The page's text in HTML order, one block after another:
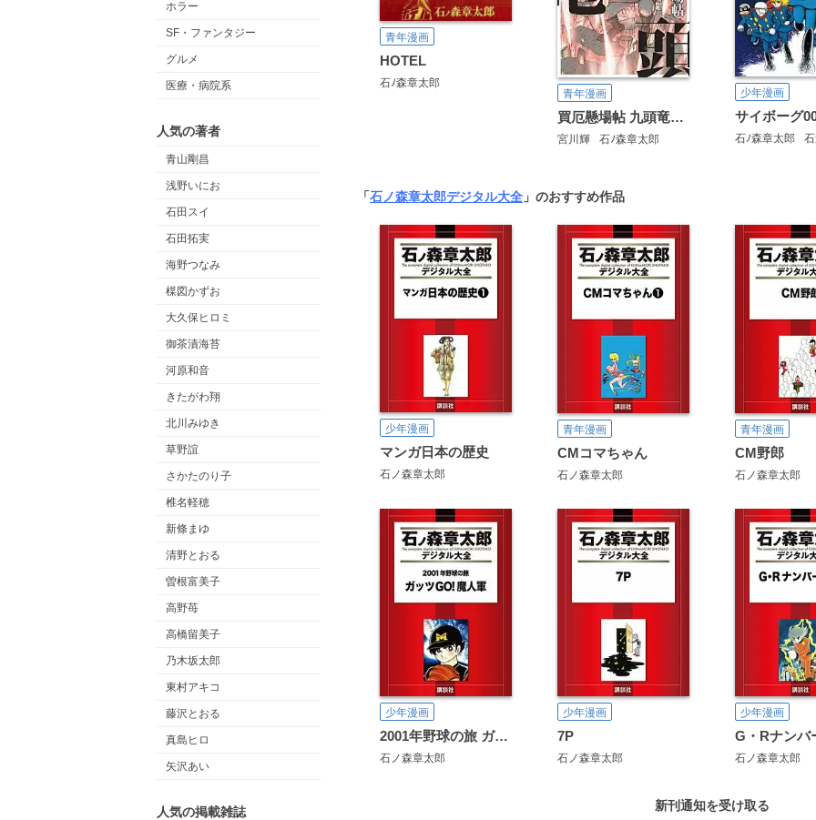
ホラー
SF・ファンタジー
グルメ
医療・病院系
人気の著者
青山剛昌
浅野いにお
石田スイ
石田拓実
海野つなみ
楳図かずお
大久保ヒロミ
御茶漬海苔
河原和音
きたがわ翔
北川みゆき
草野誼
さかたのり子
椎名軽穂
新條まゆ
清野とおる
曽根富美子
高野苺
高橋留美子
乃木坂太郎
東村アキコ
藤沢とおる
真島ヒロ
矢沢あい
人気の掲載雑誌
青年漫画
HOTEL
石ﾉ森章太郎
青年漫画
買厄懸場帖 九頭竜KUZURYU
宮川輝 石ﾉ森章太郎
少年漫画
サイボーグ
石ﾉ森章太郎
「石ノ森章太郎デジタル大全 」のおすすめ作品
少年漫画
マンガ日本の歴史
石ノ森章太郎
青年漫画
CMコマちゃん
石ノ森章太郎
青年漫画
CM野郎
石ノ森章太郎
少年漫画
2001年野球の旅 ガッツGO！魔人軍
石ノ森章太郎
少年漫画
7P
石ノ森章太郎
少年漫画
G・Rナンバ
石ノ森章太郎
新刊通知を受け取る